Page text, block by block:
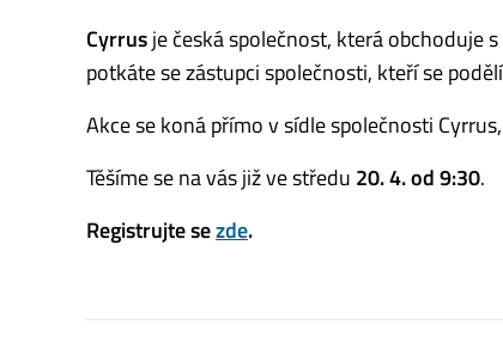
Cyrrusje česká společnost, která obchoduje
potkáte se zástupci společnosti, kteří se
Akce se koná přímo v sídle společnosti
Těšíme se na vás již ve středu 20. 4. od 9:30.
Registrujte sezde.